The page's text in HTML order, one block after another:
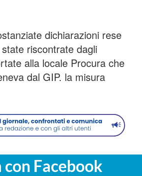
dichiarazioni rese
riscontrate dagli
alla locale Procura che
dal GIP. la misura
Facebook